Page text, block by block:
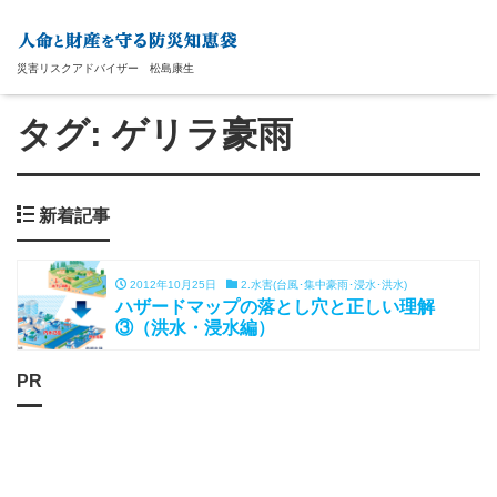
災害リスクアドバイザー 松島康生
タグ:ゲリラ豪雨
新着記事
2012年10月25日 2.水害(台風･集中豪雨･浸水･洪水)
ハザードマップの落とし穴と正しい理解
③（洪水・浸水編）
PR